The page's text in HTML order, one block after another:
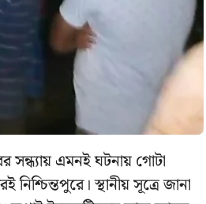
সন্ধ্যায় এমনই ঘটনায় গোটা
স্থানীয় সূত্রে জানা